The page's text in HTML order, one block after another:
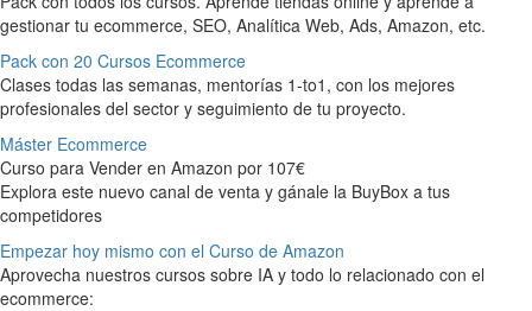
gestionar tu ecommerce, SEO, Analítica Web, Ads, Amazon, etc.
Pack con 20 Cursos Ecommerce
Clases todas las semanas, mentorías 1-to1, con los mejores
profesionales del sector y seguimiento de tu proyecto.
Máster Ecommerce
Curso para Vender en Amazon por 107€
Explora este nuevo canal de venta y gánale la BuyBox a tus
competidores
Empezar hoy mismo con el Curso de Amazon
Aprovecha nuestros cursos sobre IA y todo lo relacionado con el
ecommerce: